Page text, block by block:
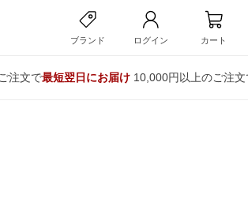
ブランド ログイン カート
注文で最短翌日にお届け10,000円以上のご注文